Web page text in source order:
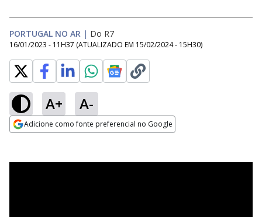
PORTUGAL NO AR | Do R7
16/01/2023 - 11H37 (ATUALIZADO EM 15/02/2024 - 15H30)
A+ A-
Adicione como fonte preferencial no Google